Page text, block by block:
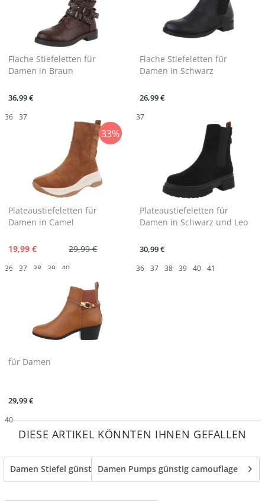
Flache Stiefeletten für
Damen in Braun
36,99 €
36 37
Flache Stiefeletten für
Damen in Schwarz
26,99 €
37
33%
Plateaustiefeletten für
Damen in Camel
29,99 €
19,99 €
36 37 38 39 40
Plateaustiefeletten für
Damen in Schwarz und Leo
30,99 €
36 37 38 39 40 41
für Damen
29,99 €
40
DIESE ARTIKEL KÖNNTEN IHNEN GEFALLEN
Damen Stiefel günstig camouflageDamen Pumps günstig camouflage